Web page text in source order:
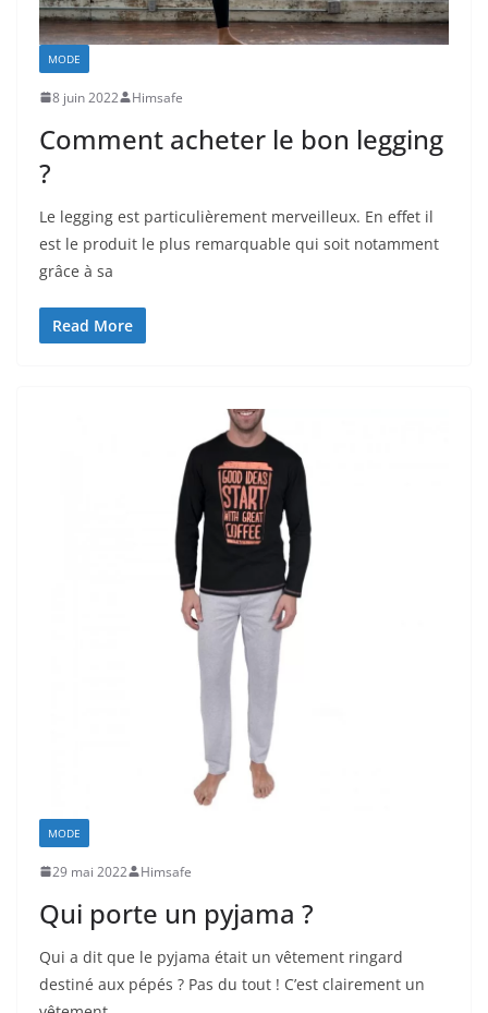
MODE
8 juin 2022 Himsafe
Comment acheter le bon legging
?
Le legging est particulièrement merveilleux. En effet il
est le produit le plus remarquable qui soit notamment
grâce à sa
Read More
MODE
29 mai 2022 Himsafe
Qui porte un pyjama ?
Qui a dit que le pyjama était un vêtement ringard
destiné aux pépés ? Pas du tout ! C’est clairement un